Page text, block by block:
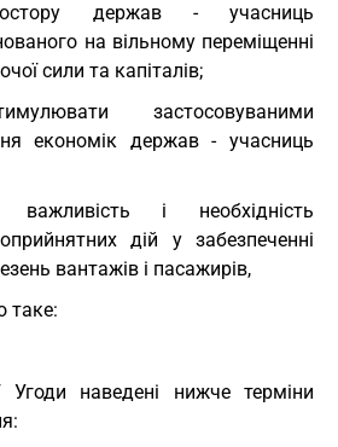
держав - учасниць
на вільному переміщенні
сили та капіталів;
застосовуваними
економік держав - учасниць
важливість і необхідність
дій у забезпеченні
вантажів і пасажирів,
таке:
Угоди наведені нижче терміни